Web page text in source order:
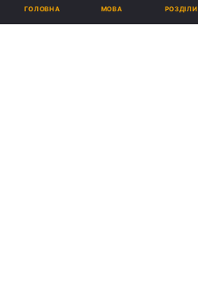
ГОЛОВНА МОВА РОЗДІЛИ